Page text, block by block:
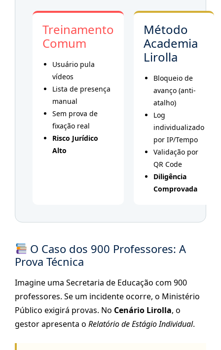
Treinamento
Comum
Usuário pula
vídeos
Lista de presença
manual
Sem prova de
fixação real
Risco Jurídico
Alto
Método
Academia
Lirolla
Bloqueio de
avanço (anti-
atalho)
Log
individualizado
por IP/Tempo
Validação por
QR Code
Diligência
Comprovada
O Caso dos 900 Professores: A
Prova Técnica
Imagine uma Secretaria de Educação com 900
professores. Se um incidente ocorre, o Ministério
Público exigirá provas. No Cenário Lirolla, o
gestor apresenta o Relatório de Estágio Individual.